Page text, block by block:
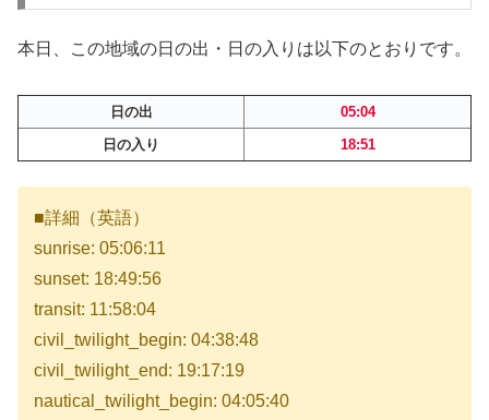
本日、この地域の日の出・日の入りは以下のとおりです。
日の出
05:04
日の入り
18:51
■詳細（英語）
sunrise: 05:06:11
sunset: 18:49:56
transit: 11:58:04
civil_twilight_begin: 04:38:48
civil_twilight_end: 19:17:19
nautical_twilight_begin: 04:05:40